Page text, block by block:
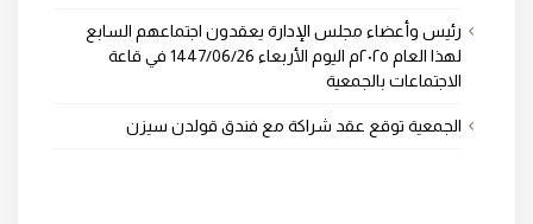
رئيس وأعضاء مجلس الإدارة يعقدون اجتماعهم السابع
لهذا العام ٢٠٢٥م اليوم الأربعاء 1447/06/26 في قاعة
الاجتماعات بالجمعية
الجمعية توقع عقد شراكة مع فندق قولدن سيزن